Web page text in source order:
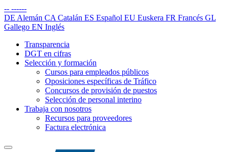
-- ------
DE Alemán CA Catalán ES Español EU Euskera FR Francés GL
Gallego EN Inglés
Transparencia
DGT en cifras
Selección y formación
Cursos para empleados públicos
Oposiciones específicas de Tráfico
Concursos de provisión de puestos
Selección de personal interino
Trabaja con nosotros
Recursos para proveedores
Factura electrónica